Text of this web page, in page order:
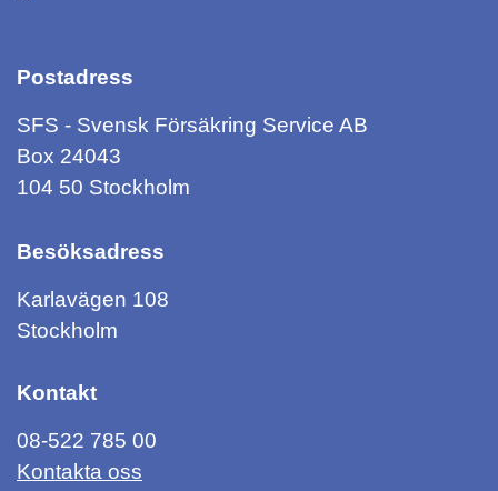
Postadress
SFS - Svensk Försäkring Service AB
Box 24043
104 50 Stockholm
Besöksadress
Karlavägen 108
Stockholm
Kontakt
08-522 785 00
Kontakta oss